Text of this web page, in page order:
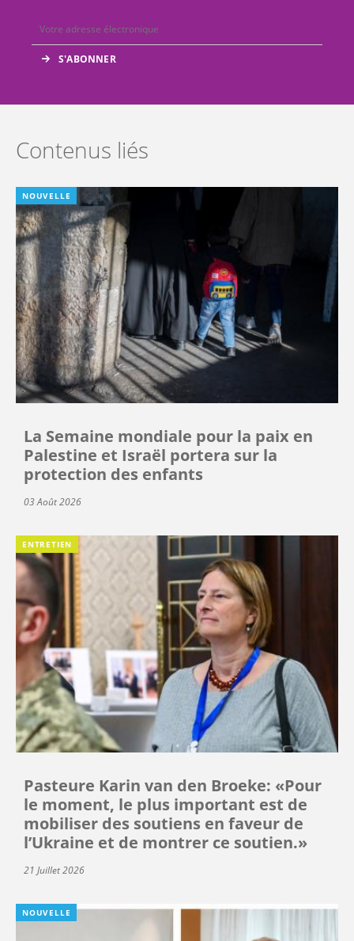
Contenus liés
NOUVELLE
La Semaine mondiale pour la paix en
Palestine et Israël portera sur la
protection des enfants
03 Août 2026
ENTRETIEN
Pasteure Karin van den Broeke: «Pour
le moment, le plus important est de
mobiliser des soutiens en faveur de
l’Ukraine et de montrer ce soutien.»
21 Juillet 2026
NOUVELLE